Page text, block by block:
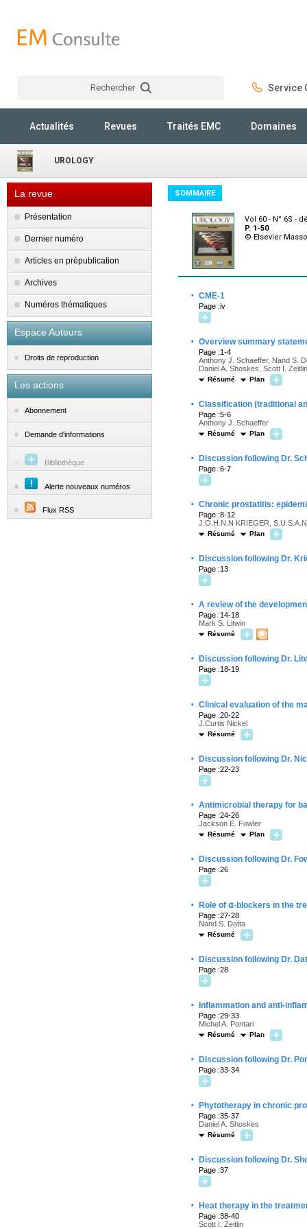
Rechercher Service
Actualités Revues Traités EMC Domaines
UROLOGY
La revue
Présentation
Dernier numéro
Articles en prépublication
Archives
Numéros thématiques
Espace Auteurs
Droits de reproduction
Les actions
Abonnement
Demande d'informations
Bibliothèque
Alerte nouveaux numéros
Flux RSS
SOMMAIRE
Vol 60 - N° 6S -
P. 1-50
© Elsevier
· CME-1
Page :iv
· Overview summary
Page :1-4
Anthony J. Schaeffer, Nand S.
Daniel A. Shoskes, Scott I.
Résumé Plan
· Classification (traditional
Page :5-6
Anthony J. Schaeffer
Résumé Plan
· Discussion following Dr.
Page :6-7
· Chronic prostatitis:
Page :8-12
J.O.H.N.N KRIEGER,
Résumé Plan
· Discussion following Dr.
Page :13
· A review of the
Page :14-18
Mark S. Litwin
Résumé
· Discussion following Dr.
Page :18-19
· Clinical evaluation of the
Page :20-22
J.Curtis Nickel
Résumé
· Discussion following Dr.
Page :22-23
· Antimicrobial therapy for
Page :24-26
Jackson E. Fowler
Résumé Plan
· Discussion following Dr.
Page :26
· Role of ⍺-blockers in the
Page :27-28
Nand S. Datta
Résumé
· Discussion following Dr.
Page :28
· Inflammation and anti-
Page :29-33
Michel A. Pontari
Résumé Plan
· Discussion following Dr.
Page :33-34
· Phytotherapy in chronic
Page :35-37
Daniel A. Shoskes
Résumé
· Discussion following Dr.
Page :37
· Heat therapy in the
Page :38-40
Scott I. Zeitlin